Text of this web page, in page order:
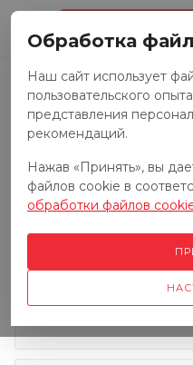
Запчасти к
Обработка
Наш сайт использует
пользовательского
представления
рекомендаций.
Нажав «Принять», вы
файлов cookie в
обработки файлов